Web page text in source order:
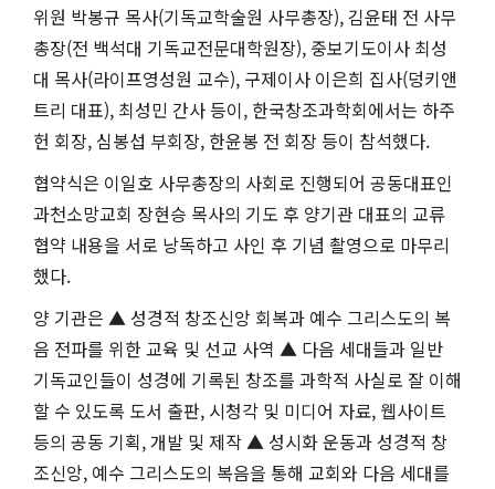
위원 박봉규 목사(기독교학술원 사무총장), 김윤태 전 사무
총장(전 백석대 기독교전문대학원장), 중보기도이사 최성
대 목사(라이프영성원 교수), 구제이사 이은희 집사(덩키앤
트리 대표), 최성민 간사 등이, 한국창조과학회에서는 하주
헌 회장, 심봉섭 부회장, 한윤봉 전 회장 등이 참석했다.
협약식은 이일호 사무총장의 사회로 진행되어 공동대표인
과천소망교회 장현승 목사의 기도 후 양기관 대표의 교류
협약 내용을 서로 낭독하고 사인 후 기념 촬영으로 마무리
했다.
양 기관은 ▲ 성경적 창조신앙 회복과 예수 그리스도의 복
음 전파를 위한 교육 및 선교 사역 ▲ 다음 세대들과 일반
기독교인들이 성경에 기록된 창조를 과학적 사실로 잘 이해
할 수 있도록 도서 출판, 시청각 및 미디어 자료, 웹사이트
등의 공동 기획, 개발 및 제작 ▲ 성시화 운동과 성경적 창
조신앙, 예수 그리스도의 복음을 통해 교회와 다음 세대를